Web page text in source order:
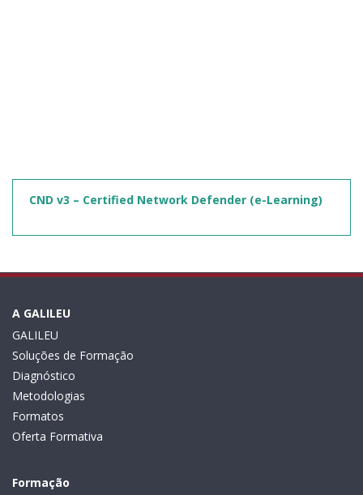
CND v3 – Certified Network Defender (e-Learning)
A GALILEU
GALILEU
Soluções de Formação
Diagnóstico
Metodologias
Formatos
Oferta Formativa
Formação